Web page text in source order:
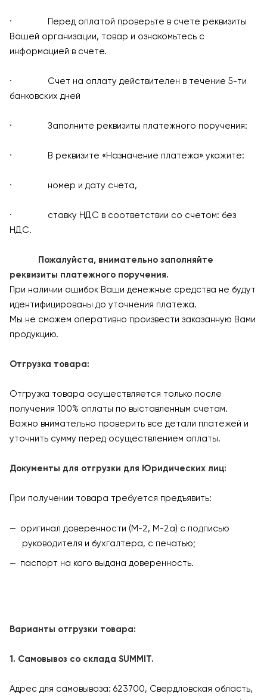
· Перед оплатой проверьте в счете реквизиты
Вашей организации, товар и ознакомьтесь с
информацией в счете.
· Счет на оплату действителен в течение 5-ти
банковских дней
· Заполните реквизиты платежного поручения:
· В реквизите «Назначение платежа» укажите:
· номер и дату счета,
· ставку НДС в соответствии со счетом: без
НДС.
Пожалуйста, внимательно заполняйте
реквизиты платежного поручения.
При наличии ошибок Ваши денежные средства не будут
идентифицированы до уточнения платежа.
Мы не сможем оперативно произвести заказанную Вами
продукцию.
Отгрузка товара:
Отгрузка товара осуществляется только после
получения 100% оплаты по выставленным счетам.
Важно внимательно проверить все детали платежей и
уточнить сумму перед осуществлением оплаты.
Документы для отгрузки для Юридических лиц:
При получении товара требуется предъявить:
оригинал доверенности (М-2, М-2а) с подписью
руководителя и бухгалтера, с печатью;
паспорт на кого выдана доверенность.
Варианты отгрузки товара:
1. Самовывоз со склада SUMMIT.
Адрес для самовывоза: 623700, Свердловская область,